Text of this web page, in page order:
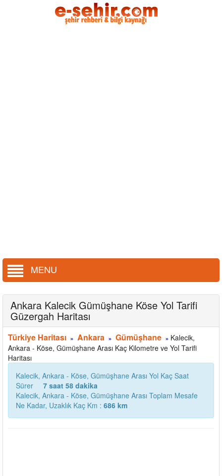
MENU
Ankara Kalecik Gümüşhane Köse Yol Tarifi
Güzergah Haritası
Türkiye Haritası » Ankara » Gümüşhane » Kalecik,
Ankara - Köse, Gümüşhane Arası Kaç Kilometre ve Yol Tarifi
Haritası
Kalecik, Ankara - Köse, Gümüşhane Arası Yol Kaç Saat
Sürer
7 saat 58 dakika
Kalecik, Ankara - Köse, Gümüşhane Arası Toplam Mesafe
Ne Kadar, Uzaklık Kaç Km : 686 km